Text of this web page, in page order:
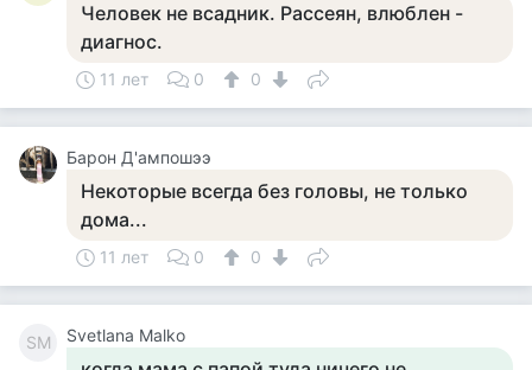
Человек не всадник. Рассеян, влюблен -
диагнос.
11 лет 0 0
Барон Д'ампошээ
Некоторые всегда без головы, не только
дома...
11 лет 0 0
SM Svetlana Malko